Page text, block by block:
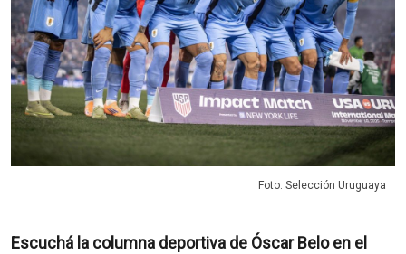
Foto: Selección Uruguaya
Escuchá la columna deportiva de Óscar Belo en el